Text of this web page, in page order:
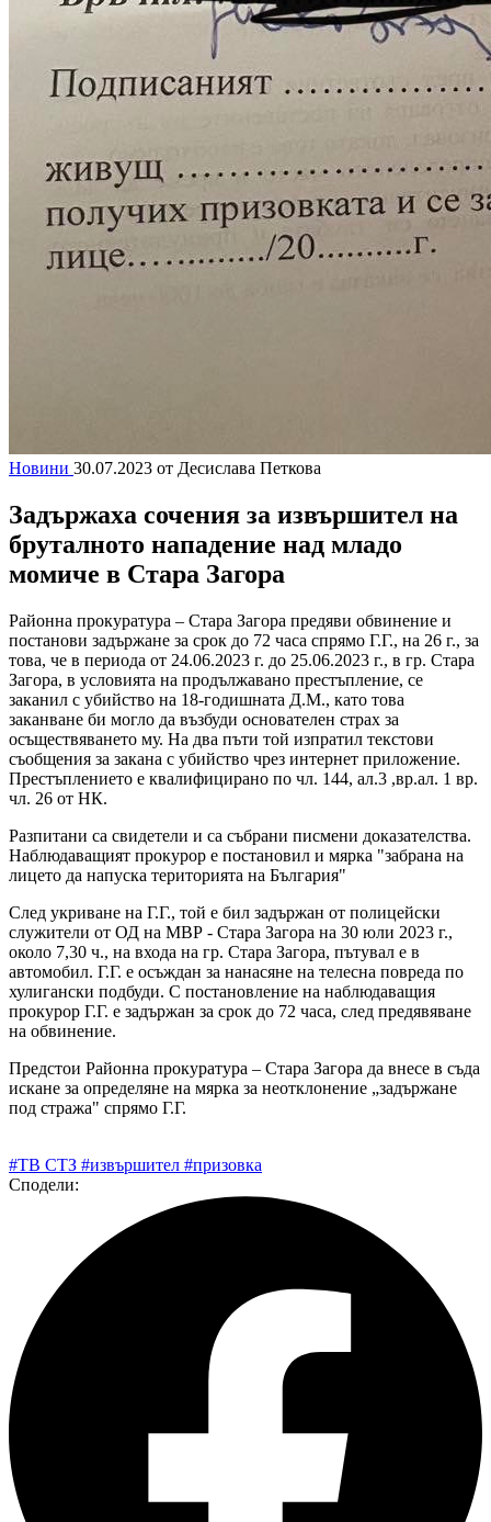
Новини 30.07.2023 от Десислава Петкова
Задържаха сочения за извършител на
бруталното нападение над младо
момиче в Стара Загора
Районна прокуратура – Стара Загора предяви обвинение и
постанови задържане за срок до 72 часа спрямо Г.Г., на 26 г., за
това, че в периода от 24.06.2023 г. до 25.06.2023 г., в гр. Стара
Загора, в условията на продължавано престъпление, се
заканил с убийство на 18-годишната Д.М., като това
заканване би могло да възбуди основателен страх за
осъществяването му. На два пъти той изпратил текстови
съобщения за закана с убийство чрез интернет приложение.
Престъплението е квалифицирано по чл. 144, ал.3 ,вр.ал. 1 вр.
чл. 26 от НК.
Разпитани са свидетели и са събрани писмени доказателства.
Наблюдаващият прокурор е постановил и мярка "забрана на
лицето да напуска територията на България"
След укриване на Г.Г., той е бил задържан от полицейски
служители от ОД на МВР - Стара Загора на 30 юли 2023 г.,
около 7,30 ч., на входа на гр. Стара Загора, пътувал е в
автомобил. Г.Г. е осъждан за нанасяне на телесна повреда по
хулигански подбуди. С постановление на наблюдаващия
прокурор Г.Г. е задържан за срок до 72 часа, след предявяване
на обвинение.
Предстои Районна прокуратура – Стара Загора да внесе в съда
искане за определяне на мярка за неотклонение „задържане
под стража" спрямо Г.Г.
#ТВ СТЗ #извършител #призовка
Сподели: